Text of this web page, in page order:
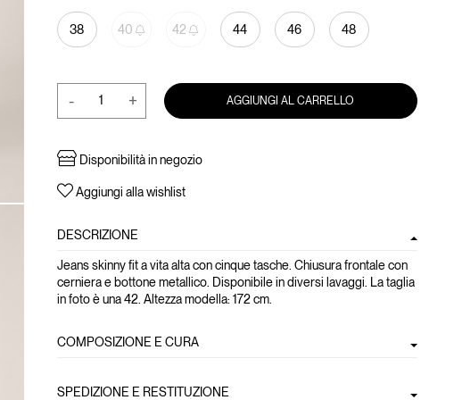
38 40 42 44 46 48
- + AGGIUNGI AL CARRELLO
Disponibilità in negozio
Aggiungi alla wishlist
DESCRIZIONE
Jeans skinny fit a vita alta con cinque tasche. Chiusura frontale con
cerniera e bottone metallico. Disponibile in diversi lavaggi. La taglia
in foto è una 42. Altezza modella: 172 cm.
COMPOSIZIONE E CURA
SPEDIZIONE E RESTITUZIONE